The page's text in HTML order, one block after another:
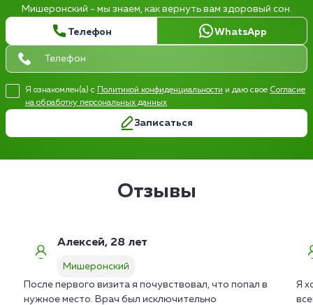
Мишеронский - мы знаем, как вернуть вам здоровый сон.
Телефон WhatsApp
Я ознакомлен(а) с Политикой конфиденциальности и даю свое Согласие
на обработку персональных данных
Записаться
Отзывы
Алексей, 28 лет
Мишеронский
После первого визита я почувствовал, что попал в
нужное место. Врач был исключительно
Я